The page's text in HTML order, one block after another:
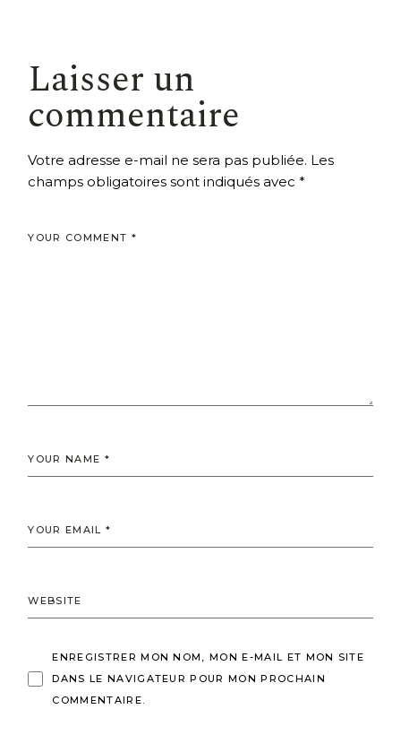
Laisser un
commentaire
Votre adresse e-mail ne sera pas publiée. Les
champs obligatoires sont indiqués avec*
ENREGISTRER MON NOM, MON E-MAIL ET MON SITE
DANS LE NAVIGATEUR POUR MON PROCHAIN
COMMENTAIRE.